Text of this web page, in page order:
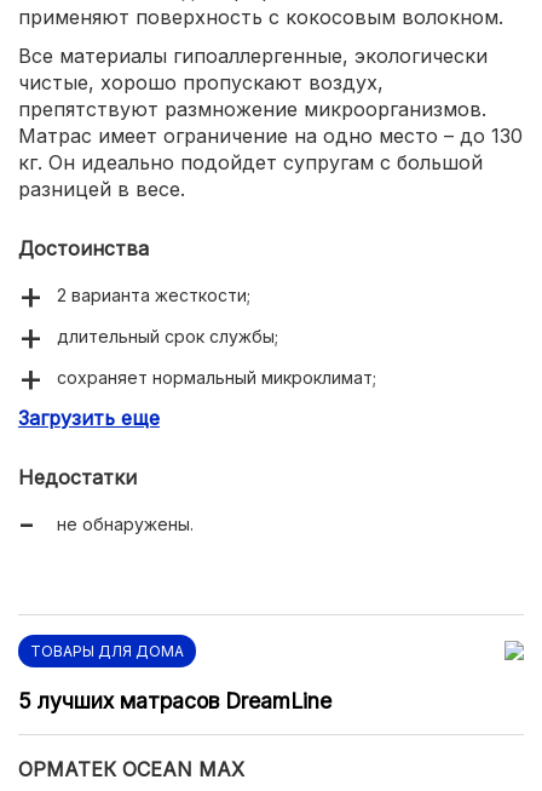
применяют поверхность с кокосовым волокном.
Все материалы гипоаллергенные, экологически
чистые, хорошо пропускают воздух,
препятствуют размножение микроорганизмов.
Матрас имеет ограничение на одно место – до 130
кг. Он идеально подойдет супругам с большой
разницей в весе.
Достоинства
2 варианта жесткости;
длительный срок службы;
сохраняет нормальный микроклимат;
улучшенные ортопедические свойства;
Загрузить еще
Недостатки
не обнаружены.
ТОВАРЫ ДЛЯ ДОМА
5 лучших матрасов DreamLine
ОРМАТЕК OCEAN MAX